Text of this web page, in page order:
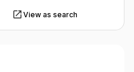
View as search